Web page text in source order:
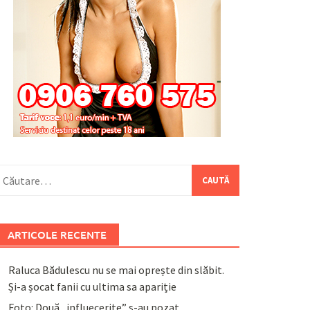
ARTICOLE RECENTE
Raluca Bădulescu nu se mai oprește din slăbit.
Și-a șocat fanii cu ultima sa apariție